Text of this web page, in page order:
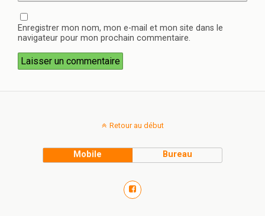
Enregistrer mon nom, mon e-mail et mon site dans le
navigateur pour mon prochain commentaire.
Retour au début
Mobile Bureau